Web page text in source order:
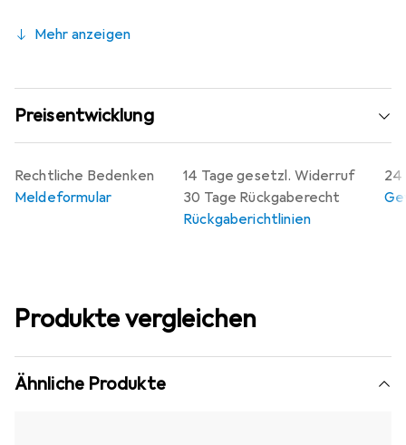
Mehr anzeigen
Preisentwicklung
14 Tage gesetzl. Widerruf
30 Tage Rückgaberecht
Rückgaberichtlinien
24
Rechtliche Bedenken
Meldeformular
Produkte vergleichen
Ähnliche Produkte